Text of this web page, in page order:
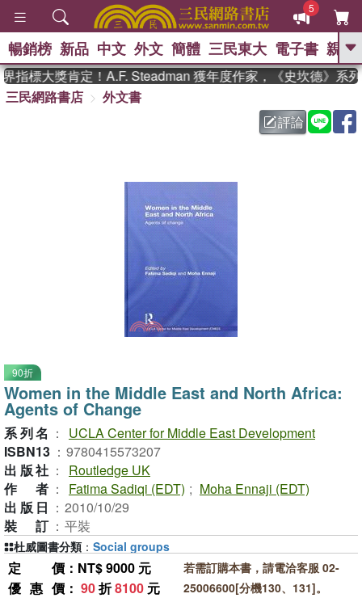
5
GO
父親節 、 如果歷
暑期推薦 、 國際布克
偉大的迷走神經
暢銷榜 新品 中文 外文 簡體 三民東大 電子書 親子
標大獎肯定！A.F. Steadman 獲年度作家，《史坎德》系列
三民網路書店
外文書
評論
90折
Women in the Middle East and North Africa:
Agents of Change
系列名 ：
UCLA Center for Middle East Development
ISBN13 ： 9780415573207
出版社 ：
Routledge UK
作者 ： Fatima Sadiqi (EDT) ; Moha Ennaji (EDT)
出版日 ： 2010/10/29
裝訂 ： 平裝
定價 ：NT$ 9000 元
優惠價 ： 90折8100 元
若需訂購本書，請電洽客服 02-
25006600[分機130、131]。
杜威圖書分類 ： Social groups